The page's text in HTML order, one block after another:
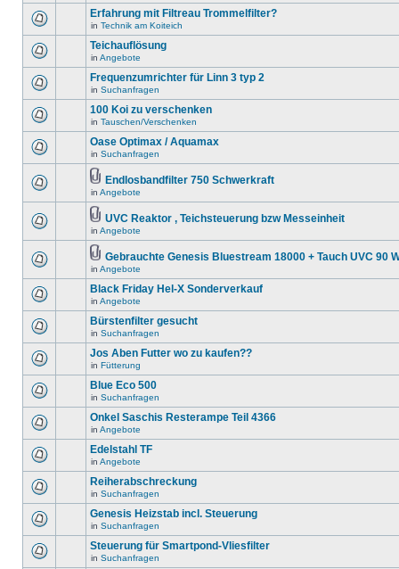
Erfahrung mit Filtreau Trommelfilter?
in Technik am Koiteich
Teichauflösung
in Angebote
Frequenzumrichter für Linn 3 typ 2
in Suchanfragen
100 Koi zu verschenken
in Tauschen/Verschenken
Oase Optimax / Aquamax
in Suchanfragen
Endlosbandfilter 750 Schwerkraft
in Angebote
UVC Reaktor , Teichsteuerung bzw Messeinheit
in Angebote
Gebrauchte Genesis Bluestream 18000 + Tauch UVC 90
in Angebote
Black Friday Hel-X Sonderverkauf
in Angebote
Bürstenfilter gesucht
in Suchanfragen
Jos Aben Futter wo zu kaufen??
in Fütterung
Blue Eco 500
in Suchanfragen
Onkel Saschis Resterampe Teil 4366
in Angebote
Edelstahl TF
in Angebote
Reiherabschreckung
in Suchanfragen
Genesis Heizstab incl. Steuerung
in Suchanfragen
Steuerung für Smartpond-Vliesfilter
in Suchanfragen